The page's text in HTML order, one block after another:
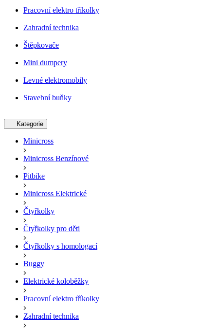
Pracovní elektro tříkolky
Zahradní technika
Štěpkovače
Mini dumpery
Levné elektromobily
Stavební buňky
Kategorie
Minicross
Minicross Benzínové
Pitbike
Minicross Elektrické
Čtyřkolky
Čtyřkolky pro děti
Čtyřkolky s homologací
Buggy
Elektrické koloběžky
Pracovní elektro tříkolky
Zahradní technika